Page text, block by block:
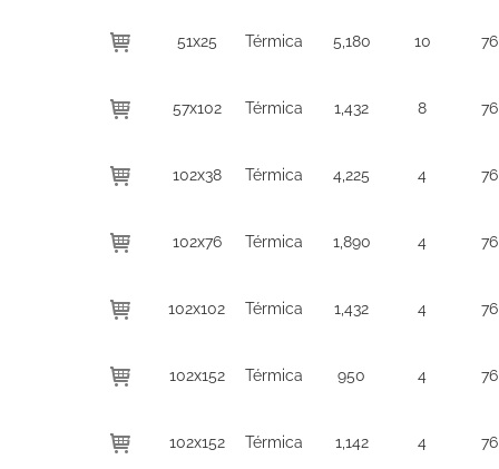
51x25 Térmica 5,180 10 76
57x102 Térmica 1,432 8 76
102x38 Térmica 4,225 4 76
102x76 Térmica 1,890 4 76
102x102 Térmica 1,432 4 76
102x152 Térmica 950 4 76
102x152 Térmica 1,142 4 76